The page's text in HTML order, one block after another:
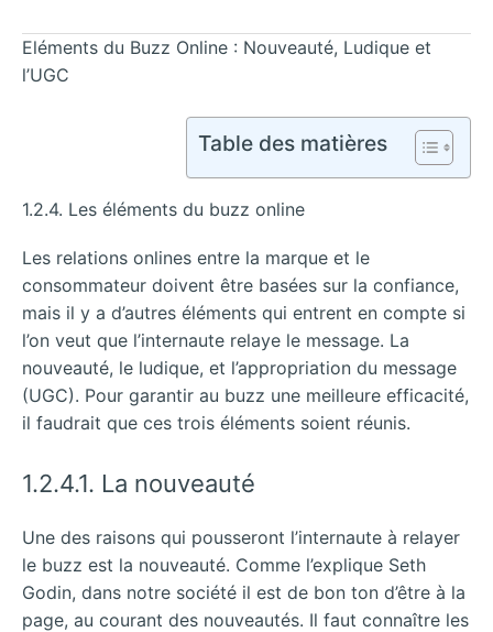
Eléments du Buzz Online : Nouveauté, Ludique et
l’UGC
Table des matières
1.2.4. Les éléments du buzz online
Les relations onlines entre la marque et le
consommateur doivent être basées sur la confiance,
mais il y a d’autres éléments qui entrent en compte si
l’on veut que l’internaute relaye le message. La
nouveauté, le ludique, et l’appropriation du message
(UGC). Pour garantir au buzz une meilleure efficacité,
il faudrait que ces trois éléments soient réunis.
1.2.4.1. La nouveauté
Une des raisons qui pousseront l’internaute à relayer
le buzz est la nouveauté. Comme l’explique Seth
Godin, dans notre société il est de bon ton d’être à la
page, au courant des nouveautés. Il faut connaître les